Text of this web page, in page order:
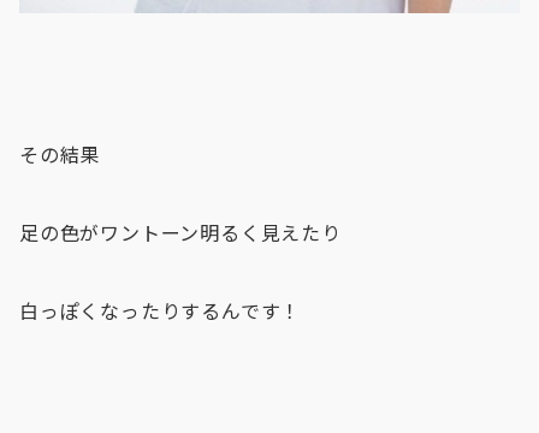
その結果
足の色がワントーン明るく見えたり
白っぽくなったりするんです！